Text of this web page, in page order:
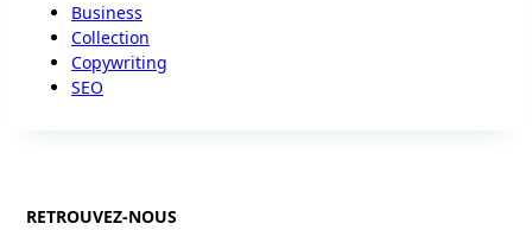
Business
Collection
Copywriting
SEO
RETROUVEZ-NOUS